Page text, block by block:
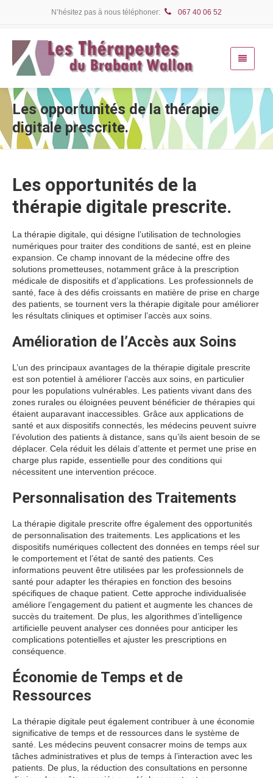
N’hésitez pas à nous téléphoner: 067 40 06 52
Les opportunités de la thérapie
digitale prescrite.
Les opportunités de la
thérapie digitale prescrite.
La thérapie digitale, qui désigne l’utilisation de technologies
numériques pour traiter des conditions de santé, est en pleine
expansion. Ce champ innovant de la médecine offre des
solutions prometteuses, notamment grâce à la prescription
médicale de dispositifs et d’applications. Les professionnels de
santé, face à des défis croissants en matière de prise en charge
des patients, se tournent vers la thérapie digitale pour améliorer
les résultats cliniques et optimiser l’accès aux soins.
Amélioration de l’Accès aux Soins
L’un des principaux avantages de la thérapie digitale prescrite
est son potentiel à améliorer l’accès aux soins, en particulier
pour les populations vulnérables. Les patients vivant dans des
zones rurales ou éloignées peuvent bénéficier de thérapies qui
étaient auparavant inaccessibles. Grâce aux applications de
santé et aux dispositifs connectés, les médecins peuvent suivre
l’évolution des patients à distance, sans qu’ils aient besoin de se
déplacer. Cela réduit les délais d’attente et permet une prise en
charge plus rapide, essentielle pour des conditions qui
nécessitent une intervention précoce.
Personnalisation des Traitements
La thérapie digitale prescrite offre également des opportunités
de personnalisation des traitements. Les applications et les
dispositifs numériques collectent des données en temps réel sur
le comportement et l’état de santé des patients. Ces
informations peuvent être utilisées par les professionnels de
santé pour adapter les thérapies en fonction des besoins
spécifiques de chaque patient. Cette approche individualisée
améliore l’engagement du patient et augmente les chances de
succès du traitement. De plus, les algorithmes d’intelligence
artificielle peuvent analyser ces données pour anticiper les
complications potentielles et ajuster les prescriptions en
conséquence.
Économie de Temps et de
Ressources
La thérapie digitale peut également contribuer à une économie
significative de temps et de ressources dans le système de
santé. Les médecins peuvent consacrer moins de temps aux
tâches administratives et plus de temps à l’interaction avec les
patients. De plus, la réduction des consultations en personne